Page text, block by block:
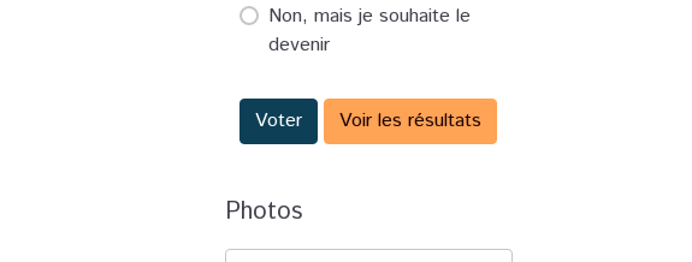
Non, mais je souhaite le
devenir
Voter Voir les résultats
Photos